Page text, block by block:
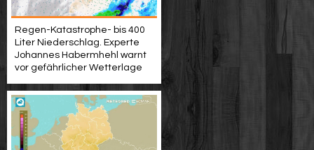
Regen-Katastrophe- bis 400
Liter Niederschlag. Experte
Johannes Habermhehl warnt
vor gefährlicher Wetterlage